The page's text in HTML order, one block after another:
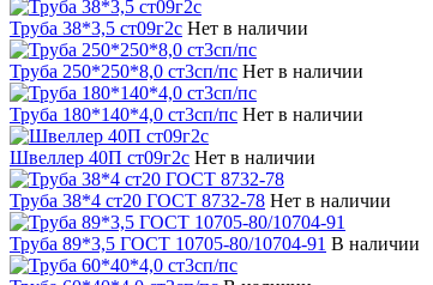
Труба 38*3,5 ст09г2с Нет в наличии
Труба 250*250*8,0 ст3сп/пс Нет в наличии
Труба 180*140*4,0 ст3сп/пс Нет в наличии
Швеллер 40П ст09г2с Нет в наличии
Труба 38*4 ст20 ГОСТ 8732-78 Нет в наличии
Труба 89*3,5 ГОСТ 10705-80/10704-91 В наличии